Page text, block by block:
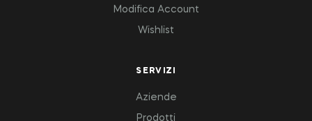
Modifica Account
Wishlist
SERVIZI
Aziende
Prodotti